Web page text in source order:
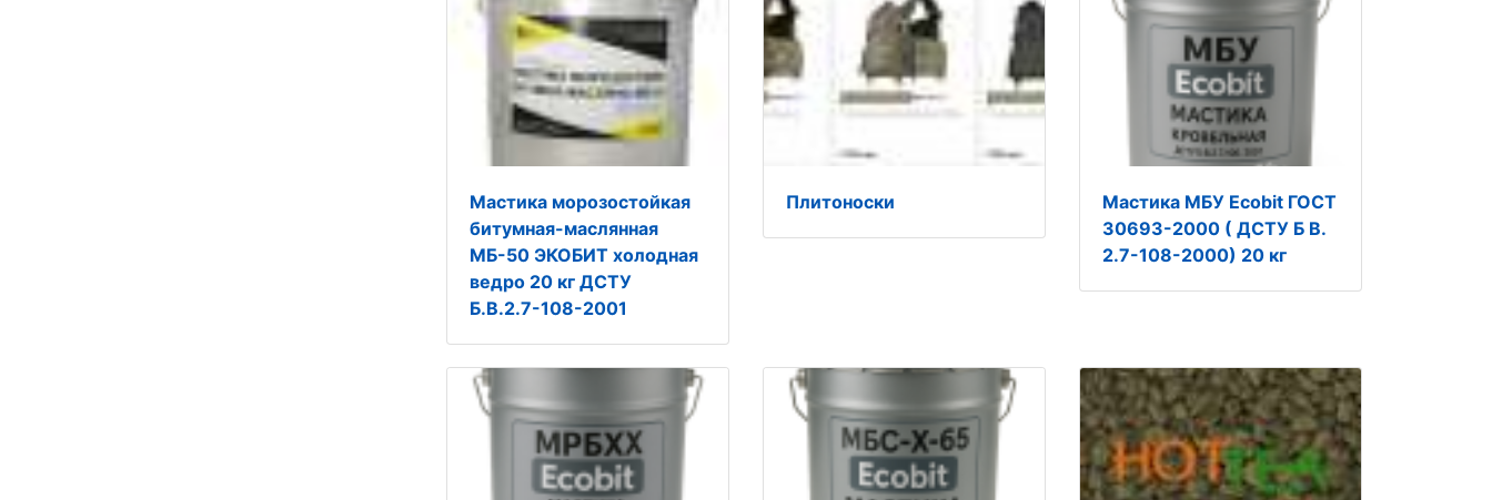
Мастика морозостойкая
битумная-маслянная
МБ-50 ЭКОБИТ холодная
ведро 20 кг ДСТУ
Б.В.2.7-108-2001
Плитоноски
Мастика МБУ Ecobit ГОСТ
30693-2000 ( ДСТУ Б В.
2.7-108-2000) 20 кг